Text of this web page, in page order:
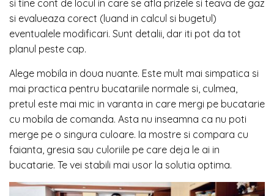
si tine cont de locul in care se afla prizele si teava de gaz
si evalueaza corect (luand in calcul si bugetul)
eventualele modificari. Sunt detalii, dar iti pot da tot
planul peste cap.
Alege mobila in doua nuante. Este mult mai simpatica si
mai practica pentru bucatariile normale si, culmea,
pretul este mai mic in varanta in care mergi pe bucatarie
cu mobila de comanda. Asta nu inseamna ca nu poti
merge pe o singura culoare. Ia mostre si compara cu
faianta, gresia sau culoriile pe care deja le ai in
bucatarie. Te vei stabili mai usor la solutia optima.